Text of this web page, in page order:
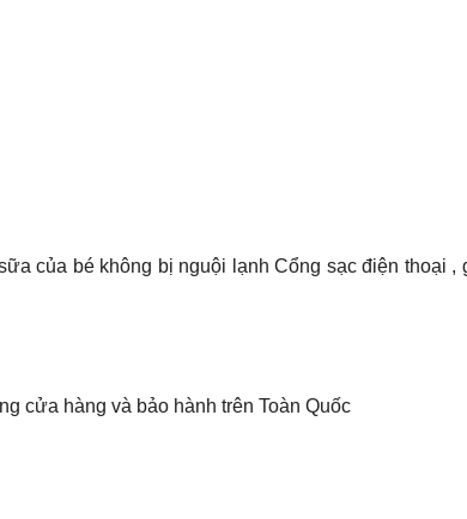
của bé không bị nguội lạnh Cổng sạc điện thoại
cửa hàng và bảo hành trên Toàn Quốc